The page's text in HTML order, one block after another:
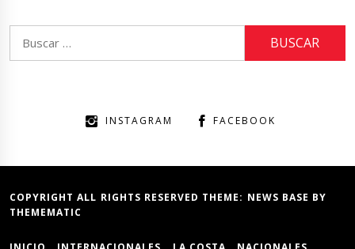
INSTAGRAM FACEBOOK
COPYRIGHT ALL RIGHTS RESERVED THEME: NEWS BASE BY
THEMEMATIC